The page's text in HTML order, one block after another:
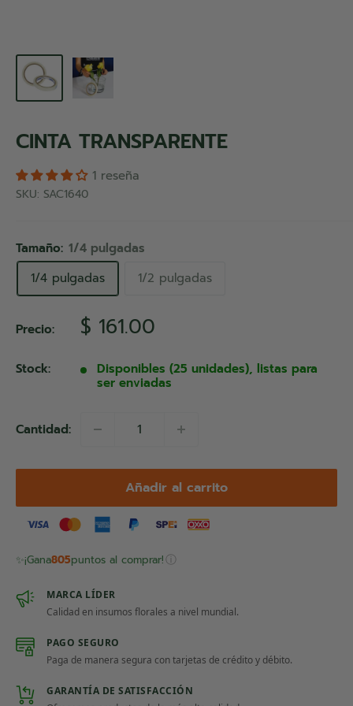
CINTA TRANSPARENTE
1 reseña
SKU: SAC1640
Tamaño: 1/4 pulgadas
1/4 pulgadas
1/2 pulgadas
Precio: Precio
de
venta
$ 161.00
Stock:
Disponibles (25 unidades), listas para
ser enviadas
Cantidad:
Añadir al carrito
✨¡Gana805puntos al comprar! ⓘ
MARCA LÍDER
Calidad en insumos florales a nivel mundial.
PAGO SEGURO
Paga de manera segura con tarjetas de crédito y débito.
GARANTÍA DE SATISFACCIÓN